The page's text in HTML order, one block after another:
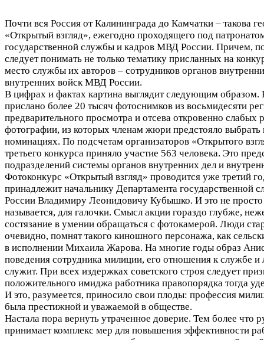
Почти вся Россия от Калининграда до Камчатки – такова
«Открытый взгляд», ежегодно проходящего под
государственной службы и кадров МВД России. Причем,
следует понимать не только тематику присланных на
место службы их авторов – сотрудников органов
внутренних войск МВД России.
В цифрах и фактах картина выглядит следующим образом.
прислано более 20 тысяч фотоснимков из восьмидесяти
предварительного просмотра и отсева откровенно слабых
фотографии, из которых членам жюри предстояло выбрать
номинациях. По подсчетам организаторов «Открытого
третьего конкурса приняло участие 563 человека. Это
подразделений системы органов внутренних дел и
Фотоконкурс «Открытый взгляд» проводится уже третий
принадлежит начальнику Департамента
России Владимиру Леонидовичу Кубышко. И это не
называется, для галочки. Смысл акции гораздо глубже,
состязание в умении обращаться с фотокамерой. Люди
очевидно, помнят такого киношного персонажа, как
в исполнении Михаила Жарова. На многие годы образ
поведения сотрудника милиции, его отношения к службе
служит. При всех издержках советского строя следует
положительного имиджа работника правопорядка тогда
И это, разумеется, приносило свои плоды: профессия
была престижной и уважаемой в обществе.
Настала пора вернуть утраченное доверие. Тем более что
принимает комплекс мер для повышения эффективности